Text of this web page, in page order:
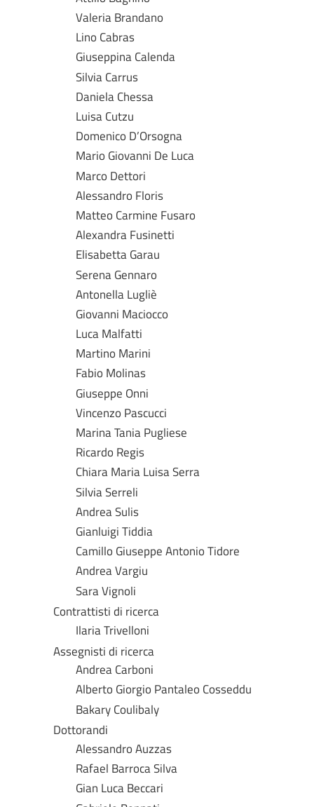
Valeria Brandano
Lino Cabras
Giuseppina Calenda
Silvia Carrus
Daniela Chessa
Luisa Cutzu
Domenico D’Orsogna
Mario Giovanni De Luca
Marco Dettori
Alessandro Floris
Matteo Carmine Fusaro
Alexandra Fusinetti
Elisabetta Garau
Serena Gennaro
Antonella Lugliè
Giovanni Maciocco
Luca Malfatti
Martino Marini
Fabio Molinas
Giuseppe Onni
Vincenzo Pascucci
Marina Tania Pugliese
Ricardo Regis
Chiara Maria Luisa Serra
Silvia Serreli
Andrea Sulis
Gianluigi Tiddia
Camillo Giuseppe Antonio Tidore
Andrea Vargiu
Sara Vignoli
Contrattisti di ricerca
Ilaria Trivelloni
Assegnisti di ricerca
Andrea Carboni
Alberto Giorgio Pantaleo Cosseddu
Bakary Coulibaly
Dottorandi
Alessandro Auzzas
Rafael Barroca Silva
Gian Luca Beccari